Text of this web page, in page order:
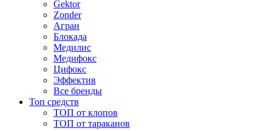
Gektor
Zonder
Агран
Блокада
Медилис
Медифокс
Цифокс
Эффектив
Все бренды
Топ средств
ТОП от клопов
ТОП от тараканов